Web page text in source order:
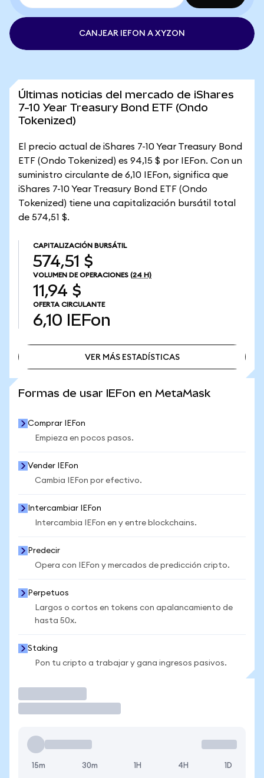
CANJEAR IEFON A XYZON
Últimas noticias del mercado de iShares
7-10 Year Treasury Bond ETF (Ondo
Tokenized)
El precio actual de iShares 7-10 Year Treasury Bond
ETF (Ondo Tokenized) es 94,15 $ por IEFon. Con un
suministro circulante de 6,10 IEFon, significa que
iShares 7-10 Year Treasury Bond ETF (Ondo
Tokenized) tiene una capitalización bursátil total
de 574,51 $.
CAPITALIZACIÓN BURSÁTIL
574,51 $
VOLUMEN DE OPERACIONES (24 H)
11,94 $
OFERTA CIRCULANTE
6,10 IEFon
VER MÁS ESTADÍSTICAS
Formas de usar IEFon en MetaMask
Comprar IEFon
Empieza en pocos pasos.
Vender IEFon
Cambia IEFon por efectivo.
Intercambiar IEFon
Intercambia IEFon en y entre blockchains.
Predecir
Opera con IEFon y mercados de predicción cripto.
Perpetuos
Largos o cortos en tokens con apalancamiento de
hasta 50x.
Staking
Pon tu cripto a trabajar y gana ingresos pasivos.
15m 30m 1H 4H 1D